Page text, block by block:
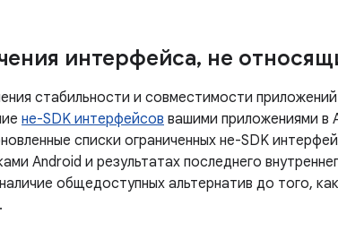
интерфейса, не
стабильности и совместимости
не-SDK интерфейсов вашими приложениями в
списки ограниченных не-SDK
Android и результатах последнего
общедоступных альтернатив до того,